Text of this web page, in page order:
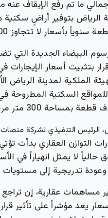
الرياض بتوفير أراضٍ
الملكية لمدينة الرياض
الرئيس التنفيذي لشركة منصات
التوازن العقاري بدأت
لا يمثل انهياراً في
وعودة تدريجية إلى مستويات
مساهمات عقارية، إن
يعد مؤشراً على تأثير